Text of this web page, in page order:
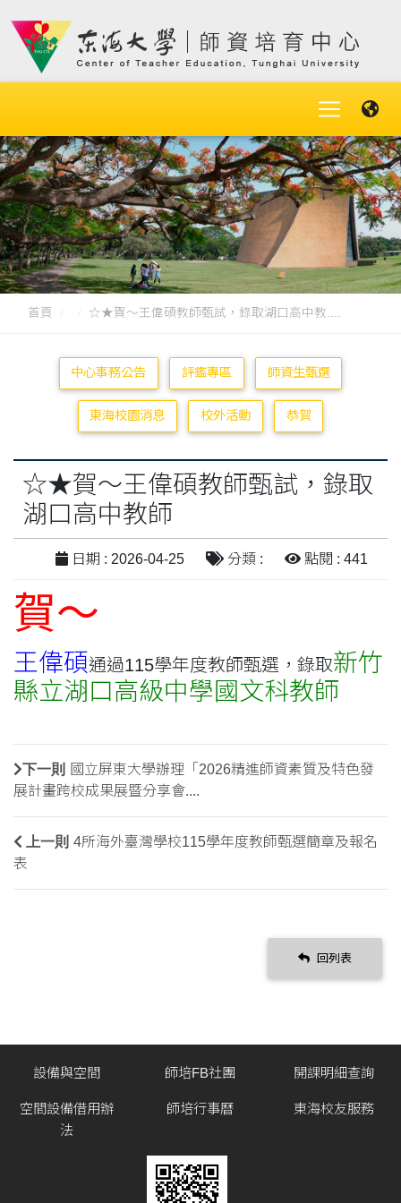
首頁 ☆★賀～王偉碩教師甄試，錄取湖口高中教....
中心事務公告 評鑑專區 師資生甄選
東海校園消息 校外活動 恭賀
☆★賀～王偉碩教師甄試，錄取
湖口高中教師
日期 : 2026-04-25 分類 : 點閱 : 441
賀～
王偉碩通過115學年度教師甄選，錄取新竹
縣立湖口高級中學國文科教師
下一則
國立屏東大學辦理「2026精進師資素質及特色發
展計畫跨校成果展暨分享會....
上一則 4所海外臺灣學校115學年度教師甄選簡章及報名
表
回列表
設備與空間
空間設備借用辦
法
師培FB社團
師培行事曆
開課明細查詢
東海校友服務